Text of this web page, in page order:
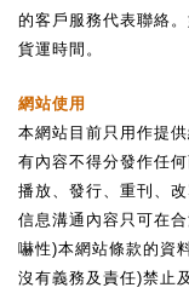
的客戶服務代表聯絡
貨運時間。
網站使用
本網站目前只用作提
有內容不得分發作任何
播放、發行、重刊、
信息溝通內容只可在
嚇性)本網站條款的資
沒有義務及責任)禁止